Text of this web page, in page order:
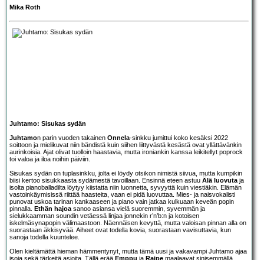
Mika Roth
Juhtamo: Sisukas sydän
Juhtamon parin vuoden takainen Onnela-sinkku jumittui koko kesäksi 2022
soittoon ja mielikuvat niin bändistä kuin siihen liittyvästä kesästä ovat yllättävänkin
aurinkoisia. Ajat olivat tuolloin haastavia, mutta ironiankin kanssa leikitellyt poprock
toi valoa ja iloa noihin päiviin.
Sisukas sydän on tuplasinkku, jolta ei löydy otsikon nimistä siivua, mutta kumpikin
biisi kertoo sisukkaasta sydämestä tavoillaan. Ensinnä eteen astuu Älä luovuta ja
isolta pianoballadilta löytyy kiistatta niin luonnetta, syvyyttä kuin viestiäkin. Elämän
vastoinkäymisissä riittää haasteita, vaan ei pidä luovuttaa. Mies- ja naisvokalisti
punovat uskoa tarinan kankaaseen ja piano vain jatkaa kulkuaan keveän popin
pinnalla. Ethän hajoa sanoo asiansa vielä suoremmin, syvemmän ja
sielukkaamman soundin vetäessä linjaa jonnekin r’n’b:n ja kotoisen
iskelmäsynapopin välimaastoon. Näennäisen kevyttä, mutta valoisan pinnan alla on
suorastaan äkkisyvää. Aiheet ovat todella kovia, suorastaan vavisuttavia, kun
sanoja todella kuuntelee.
Olen kieltämättä hieman hämmentynyt, mutta tämä uusi ja vakavampi Juhtamo ajaa
isoja sekä tärkeitä asioita. Tällä erää Emppu ja Raipe maalaavat sinisemmällä